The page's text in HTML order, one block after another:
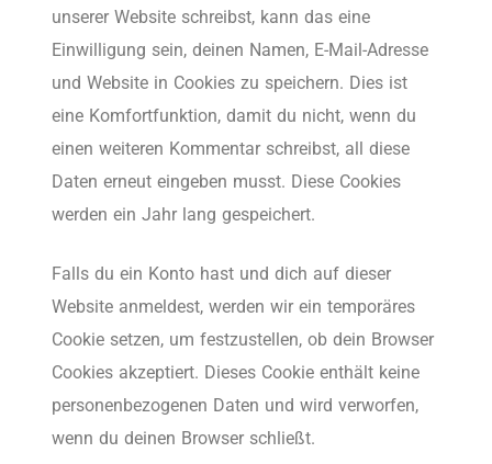
unserer Website schreibst, kann das eine
Einwilligung sein, deinen Namen, E-Mail-Adresse
und Website in Cookies zu speichern. Dies ist
eine Komfortfunktion, damit du nicht, wenn du
einen weiteren Kommentar schreibst, all diese
Daten erneut eingeben musst. Diese Cookies
werden ein Jahr lang gespeichert.
Falls du ein Konto hast und dich auf dieser
Website anmeldest, werden wir ein temporäres
Cookie setzen, um festzustellen, ob dein Browser
Cookies akzeptiert. Dieses Cookie enthält keine
personenbezogenen Daten und wird verworfen,
wenn du deinen Browser schließt.